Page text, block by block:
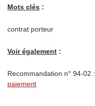
Mots clés :
contrat porteur
Voir également :
Recommandation n° 94-02 :
paiement